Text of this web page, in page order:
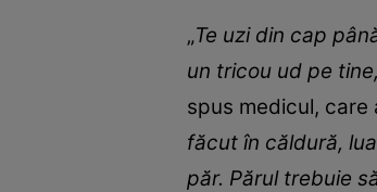
„Te uzi din cap
un tricou ud pe
spus medicul, care
făcut în căldură,
păr. Părul trebuie